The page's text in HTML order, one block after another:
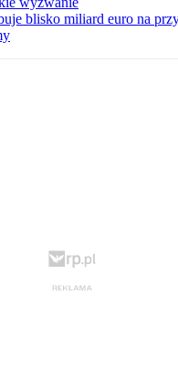
blisko miliard euro na